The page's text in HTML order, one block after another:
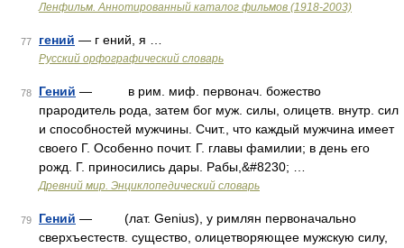
Ленфильм. Аннотированный каталог фильмов (1918-2003)
77 гений — г ений, я …
Русский орфографический словарь
78 Гений — в рим. миф. первонач. божество
прародитель рода, затем бог муж. силы, олицетв. внутр. сил
и способностей мужчины. Счит., что каждый мужчина имеет
своего Г. Особенно почит. Г. главы фамилии; в день его
рожд. Г. приносились дары. Рабы,&#8230; …
Древний мир. Энциклопедический словарь
79 Гений — (лат. Genius), у римлян первоначально
сверхъестеств. существо, олицетворяющее мужскую силу,